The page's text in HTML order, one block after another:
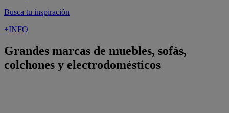
Busca tu inspiración
+INFO
Grandes marcas de muebles, sofás,
colchones y electrodomésticos